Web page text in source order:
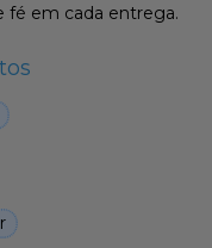
fé em cada entrega.